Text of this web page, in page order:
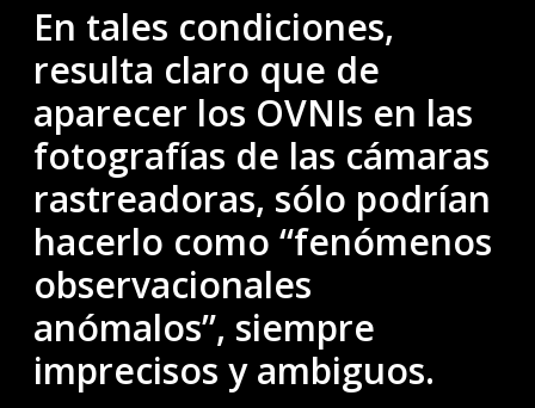
En tales condiciones,
resulta claro que de
aparecer los OVNIs en las
fotografías de las cámaras
rastreadoras, sólo podrían
hacerlo como “fenómenos
observacionales
anómalos”, siempre
imprecisos y ambiguos.